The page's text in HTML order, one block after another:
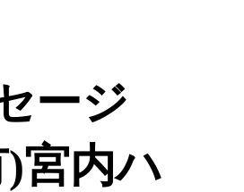
ージ
宮内ハ